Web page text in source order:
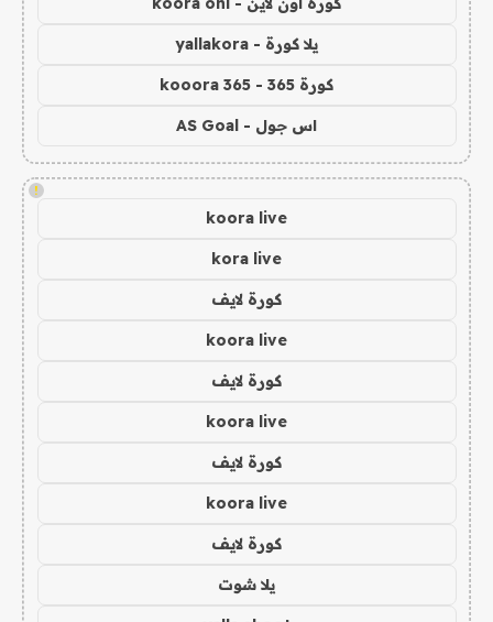
يلا كورة - yallakora
كورة 365 - kooora 365
اس جول - AS Goal
!
koora live
kora live
كورة لايف
koora live
كورة لايف
koora live
كورة لايف
koora live
كورة لايف
يلا شوت